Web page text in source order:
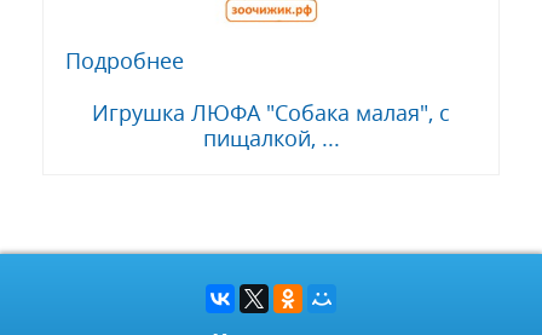
Подробнее
Игрушка ЛЮФА "Собака малая", с
пищалкой, ...